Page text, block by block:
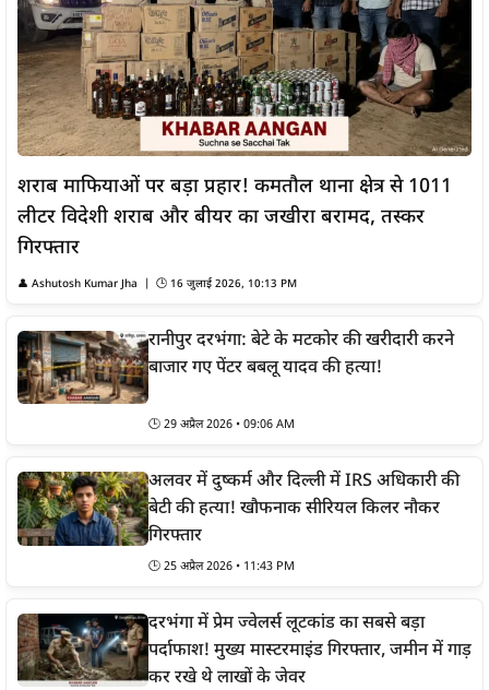
शराब माफियाओं पर बड़ा प्रहार! कमतौल थाना क्षेत्र से 1011
लीटर विदेशी शराब और बीयर का जखीरा बरामद, तस्कर
गिरफ्तार
👤 Ashutosh Kumar Jha | 🕒 16 जुलाई 2026, 10:13 PM
रानीपुर दरभंगा: बेटे के मटकोर की खरीदारी करने
बाजार गए पेंटर बबलू यादव की हत्या!
🕒 29 अप्रैल 2026 • 09:06 AM
अलवर में दुष्कर्म और दिल्ली में IRS अधिकारी की
बेटी की हत्या! खौफनाक सीरियल किलर नौकर
गिरफ्तार
🕒 25 अप्रैल 2026 • 11:43 PM
दरभंगा में प्रेम ज्वेलर्स लूटकांड का सबसे बड़ा
पर्दाफाश! मुख्य मास्टरमाइंड गिरफ्तार, जमीन में गाड़
कर रखे थे लाखों के जेवर